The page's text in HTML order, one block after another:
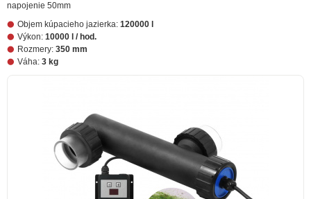
napojenie 50mm
Objem kúpacieho jazierka: 120000 l
Výkon: 10000 l / hod.
Rozmery: 350 mm
Váha: 3 kg